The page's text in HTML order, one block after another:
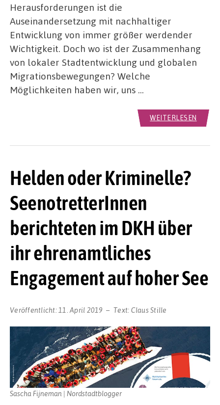
Herausforderungen ist die
Auseinandersetzung mit nachhaltiger
Entwicklung von immer größer werdender
Wichtigkeit. Doch wo ist der Zusammenhang
von lokaler Stadtentwicklung und globalen
Migrationsbewegungen? Welche
Möglichkeiten haben wir, uns …
WEITERLESEN
Helden oder Kriminelle?
SeenotretterInnen
berichteten im DKH über
ihr ehrenamtliches
Engagement auf hoher See
Veröffentlicht: 11. April 2019 Text: Claus Stille
Sascha Fijneman | Nordstadtblogger